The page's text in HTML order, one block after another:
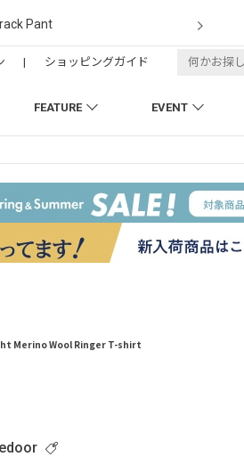
Pant
FEATURE EVENT
| ショッピングガイド
Merino Wool Ringer T-shirt